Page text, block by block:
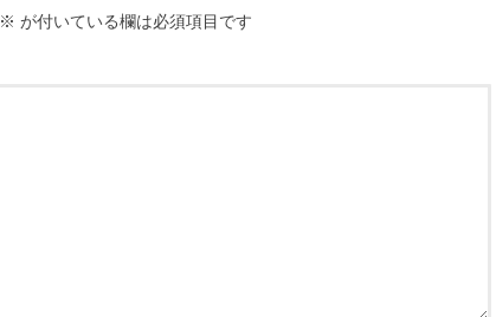
※ が付いている欄は必須項目です